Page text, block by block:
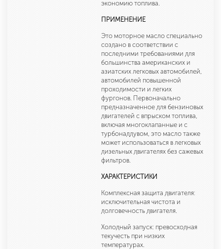
экономию топлива.
ПРИМЕНЕНИЕ
Это моторное масло специально
создано в соответствии с
последними требованиями для
большинства американских и
азиатских легковых автомобилей,
автомобилей повышенной
проходимости и легких
фургонов. Первоначально
предназначенное для бензиновых
двигателей с впрыском топлива,
включая многоклапанные и с
турбонаддувом, это масло также
может использоваться в легковых
дизельных двигателях без сажевых
фильтров.
ХАРАКТЕРИСТИКИ
Комплексная защита двигателя:
исключительная чистота и
долговечность двигателя.
Холодный запуск: превосходная
текучесть при низких
температурах.